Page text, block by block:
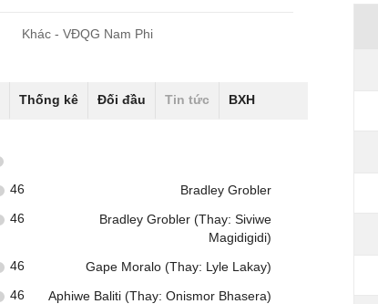
Khác - VĐQG Nam Phi
Thống kê Đối đầu Tin tức BXH
Bradley Grobler
46
Bradley Grobler (Thay: Siviwe
Magidigidi)
46
Gape Moralo (Thay: Lyle Lakay)
46
Aphiwe Baliti (Thay: Onismor Bhasera)
46